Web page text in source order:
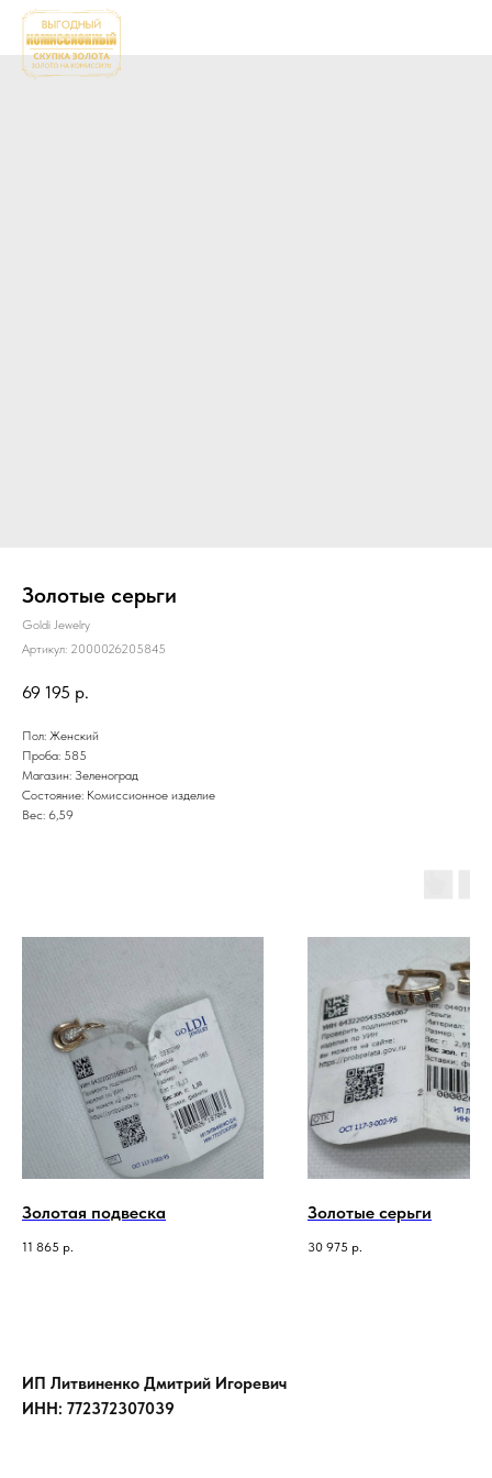
Золотые серьги
Goldi Jewelry
Артикул: 2000026205845
69 195 р.
Пол: Женский
Проба: 585
Магазин: Зеленоград
Состояние: Комиссионное изделие
Вес: 6,59
Золотая подвеска
11 865 р.
Золотые серьги
30 975 р.
ИП Литвиненко Дмитрий Игоревич
ИНН: 772372307039